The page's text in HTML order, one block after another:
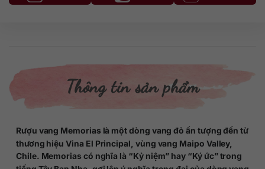
Thông tin sản phẩm
Rượu vang Memorias là một dòng vang đỏ ấn tượng đến từ
thương hiệu Vina El Principal, vùng vang Maipo Valley,
Chile. Memorias có nghĩa là “Kỷ niệm” hay “Ký ức” trong